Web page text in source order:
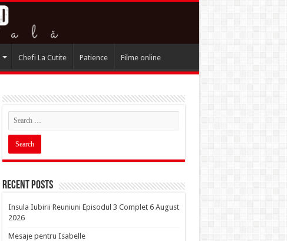
Chefi La Cutite Patience Filme online
Recent Posts
Insula Iubirii Reuniuni Episodul 3 Complet 6 August
2026
Mesaje pentru Isabelle